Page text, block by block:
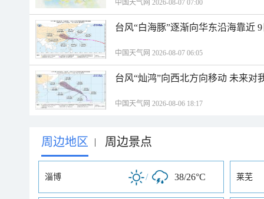
中国天气网 2026-08-07 07:00
台风“白海豚”逐渐向华东沿海靠近
中国天气网 2026-08-07 06:05
台风“灿鸿”向西北方向移动 未来对
中国天气网 2026-08-06 18:17
周边地区 | 周边景点
淄博 / 38/26°C 莱芜